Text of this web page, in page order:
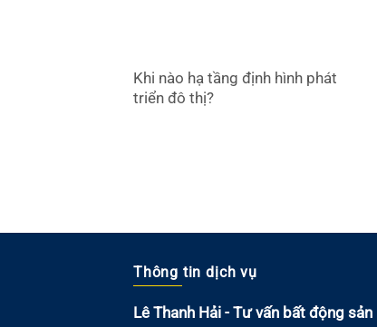
Khi nào hạ tầng định hình phát
triển đô thị?
Thông tin dịch vụ
Lê Thanh Hải - Tư vấn bất động sản